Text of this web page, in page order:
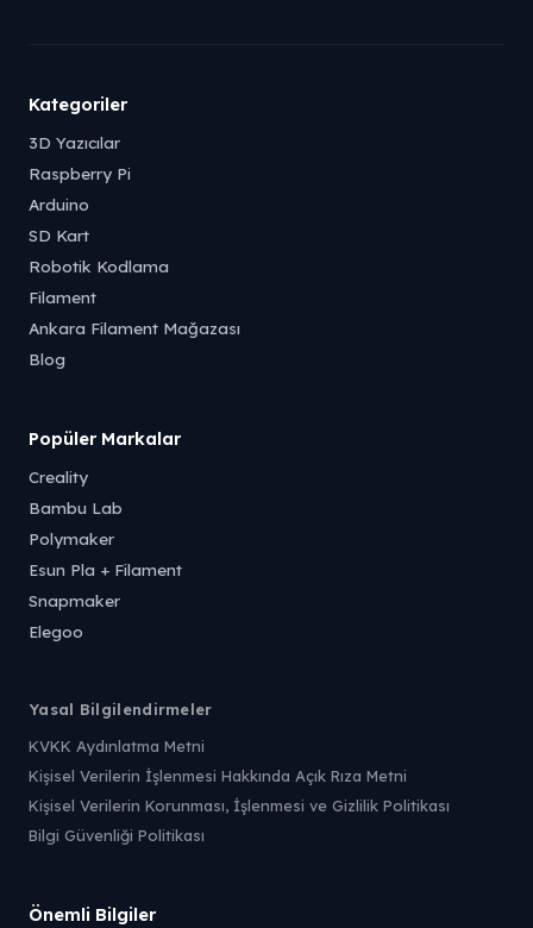
Kategoriler
3D Yazıcılar
Raspberry Pi
Arduino
SD Kart
Robotik Kodlama
Filament
Ankara Filament Mağazası
Blog
Popüler Markalar
Creality
Bambu Lab
Polymaker
Esun Pla + Filament
Snapmaker
Elegoo
Yasal Bilgilendirmeler
KVKK Aydınlatma Metni
Kişisel Verilerin İşlenmesi Hakkında Açık Rıza Metni
Kişisel Verilerin Korunması, İşlenmesi ve Gizlilik Politikası
Bilgi Güvenliği Politikası
Önemli Bilgiler